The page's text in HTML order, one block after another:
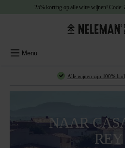
25% korting op alle witte wijnen!Code:
Menu
Alle wijnen zijn 100%
NAAR
REY